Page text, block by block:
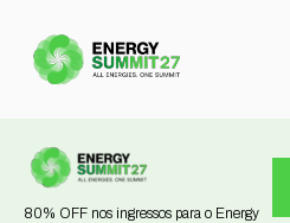
80% OFF nos ingressos para o Energy
Not found